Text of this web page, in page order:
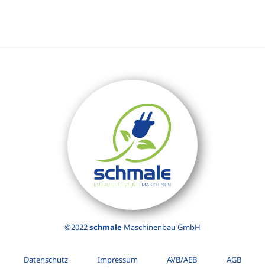
©2022schmale Maschinenbau GmbH
Datenschutz Impressum AVB/AEB AGB